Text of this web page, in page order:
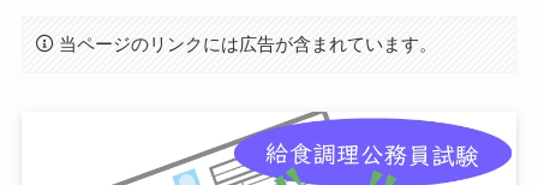
当ページのリンクには広告が含まれています。